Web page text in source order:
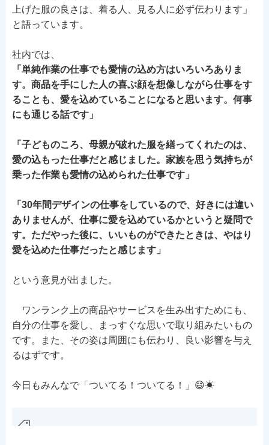
上げた服の良さは、着る人、見る人に必ず伝わります」
と語っています。
社内では、
「単純作業の仕事でも愛情の込め方はいろいろありま
す。商品を手にした人の喜ぶ顔を想像しながら仕事をす
ることも、愛を込めていることになると思います。何事
にも通じる話です」
「子どものころ、母親が破れた服を繕ってくれたのは、
愛の込もった仕事だと感じました。家族を思う気持ちが
乗った作業も愛情の込められた仕事です」
「30年間デザインの仕事をしているので、好きには違い
ありませんが、仕事に愛を込めているかというと疑問で
す。ただやった後に、いいものができたときは、やはり
愛を込めた仕事だったと感じます」
という意見が出ました。
ワンランク上の商品やサービスを生み出すためにも、
自分の仕事を愛し、まっすぐな思いで取り組みたいもの
です。また、その姿は周囲にも伝わり、良い影響を与え
るはずです。
今日もみんなで「ついてる！ついてる！」😄☀